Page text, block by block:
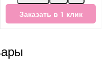
Заказать в 1 клик